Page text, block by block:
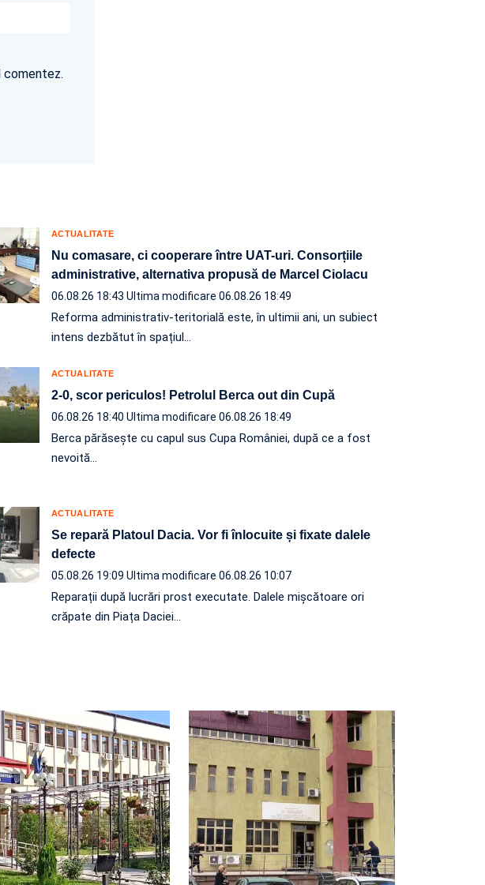
comentez.
ACTUALITATE
Nu comasare, ci cooperare între UAT-uri. Consorțiile
administrative, alternativa propusă de Marcel Ciolacu
06.08.26 18:43 Ultima modificare 06.08.26 18:49
Reforma administrativ-teritorială este, în ultimii ani, un subiect
intens dezbătut în spațiul…
ACTUALITATE
2-0, scor periculos! Petrolul Berca out din Cupă
06.08.26 18:40 Ultima modificare 06.08.26 18:49
Berca părăsește cu capul sus Cupa României, după ce a fost
nevoită…
ACTUALITATE
Se repară Platoul Dacia. Vor fi înlocuite și fixate dalele
defecte
05.08.26 19:09 Ultima modificare 06.08.26 10:07
Reparații după lucrări prost executate. Dalele mișcătoare ori
crăpate din Piața Daciei…